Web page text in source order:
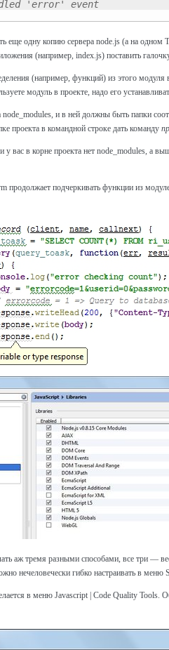
'error' event
еще одну копию сервера node.js (а на
(например, index.js) поставить
(например, функций) из этого
модуль в проекте, надо его
node_modules, и в ней должны быть папки
проекта в командной строке дать команду
вас в корне проекта нет node_modules, а
продолжает подчеркивать функции из
аж тремя разными способами, все три —
нечеловечески гибко настраивать в меню
в меню Javascript | Code Quality Tools.